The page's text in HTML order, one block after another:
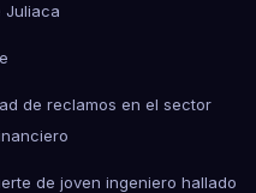
Juliaca
de reclamos en el sector
de joven ingeniero hallado